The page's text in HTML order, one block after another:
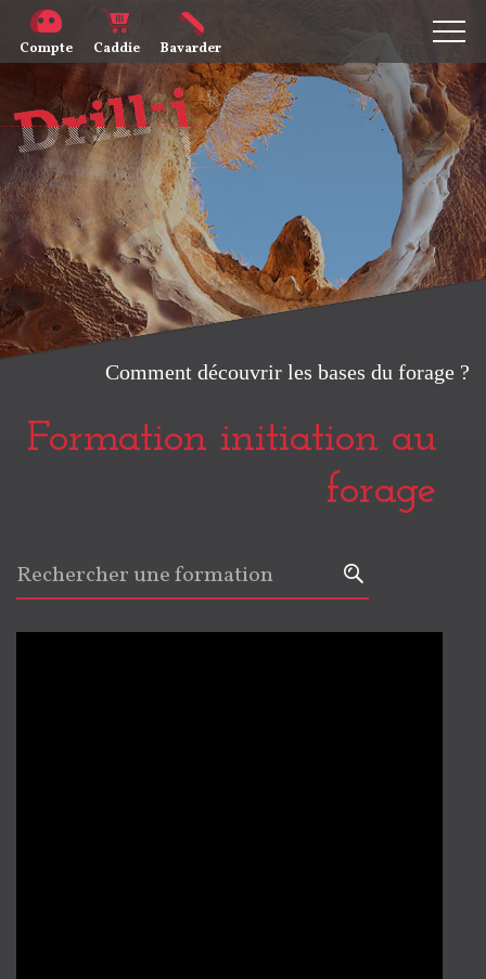
Compte Caddie Bavarder
Comment découvrir les bases du forage ?
Formation initiation au
forage